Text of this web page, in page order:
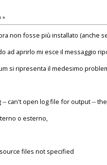
»
non fosse più installato (anche
ad aprirlo mi esce il messaggio
si ripresenta il medesimo
can't open log file for output --
o esterno,
files not specified